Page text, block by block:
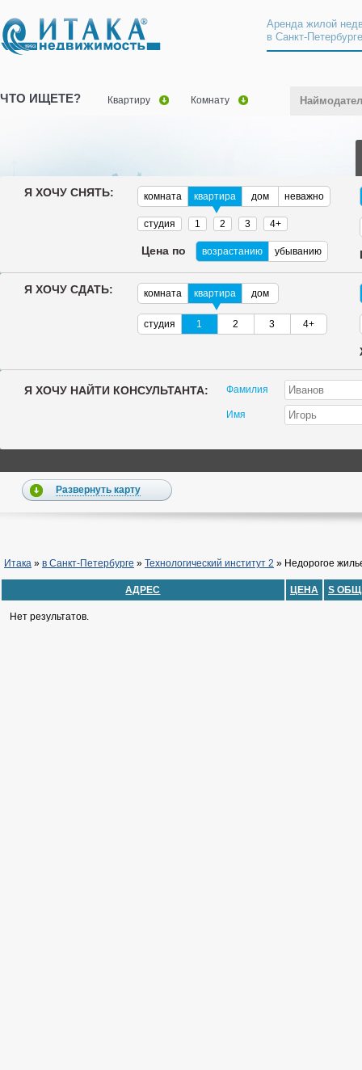
Аренда жилой
в Санкт-
ЧТО ИЩЕТЕ? Квартиру Комнату
Я ХОЧУ СНЯТЬ: комната квартира дом неважно
студия 1 2 3 4+
Цена по возрастанию убыванию
Я ХОЧУ СДАТЬ: комната квартира дом
студия 1 2 3 4+
Я ХОЧУ НАЙТИ КОНСУЛЬТАНТА: Фамилия
Имя
Развернуть карту
Итака » в Санкт-Петербурге » Технологический институт 2 » Недорогое
АДРЕС ЦЕНА S
Нет результатов.